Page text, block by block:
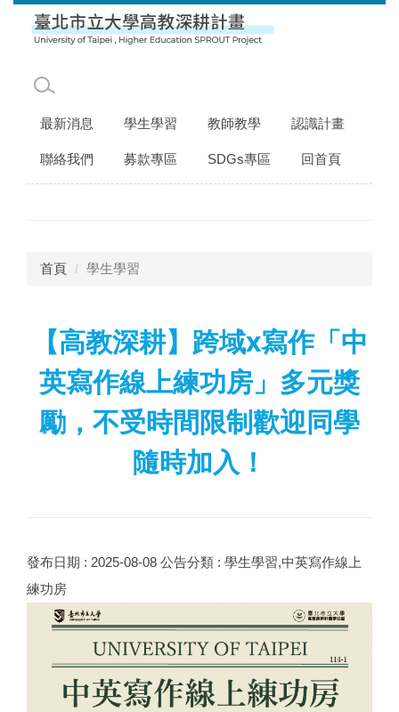
最新消息 學生學習 教師教學 認識計畫
聯絡我們 募款專區 SDGs專區 回首頁
首頁 學生學習
【高教深耕】跨域x寫作「中
英寫作線上練功房」多元獎
勵，不受時間限制歡迎同學
隨時加入！
發布日期 : 2025-08-08 公告分類 : 學生學習,中英寫作線上
練功房